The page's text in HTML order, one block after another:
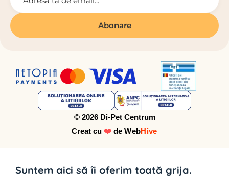
© 2026 Di-Pet Centrum
Creat cu❤️ deWebHive
Suntem aici să îi oferim toată grija.